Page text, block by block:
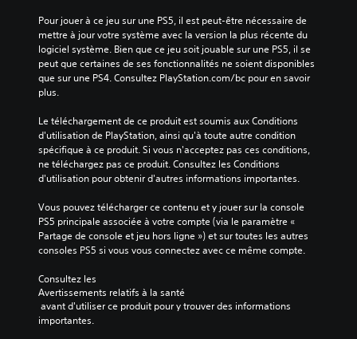
Pour jouer à ce jeu sur une PS5, il est peut-être nécessaire de
mettre à jour votre système avec la version la plus récente du
logiciel système. Bien que ce jeu soit jouable sur une PS5, il se
peut que certaines de ses fonctionnalités ne soient disponibles
que sur une PS4. Consultez PlayStation.com/bc pour en savoir
plus.
Le téléchargement de ce produit est soumis aux Conditions
d'utilisation de PlayStation, ainsi qu'à toute autre condition
spécifique à ce produit. Si vous n'acceptez pas ces conditions,
ne téléchargez pas ce produit. Consultez les Conditions
d'utilisation pour obtenir d'autres informations importantes.
Vous pouvez télécharger ce contenu et y jouer sur la console
PS5 principale associée à votre compte (via le paramètre «
Partage de console et jeu hors ligne ») et sur toutes les autres
consoles PS5 si vous vous connectez avec ce même compte.
Consultez les
Avertissements relatifs à la santé
importantes.